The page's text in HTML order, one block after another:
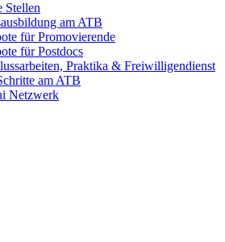
Stellen
am ATB
für Promovierende
für Postdocs
Praktika & Freiwilligendienst
am ATB
Netzwerk